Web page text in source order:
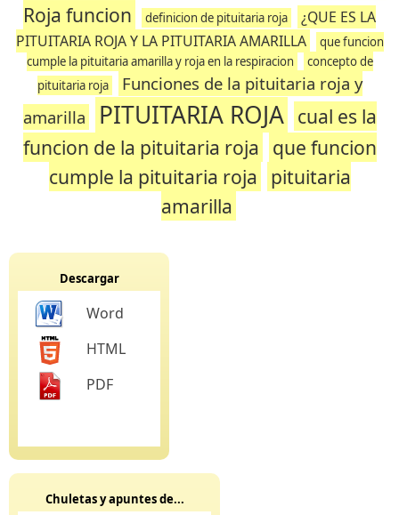
Roja funcion
definicion de pituitaria roja
¿QUE ES LA
PITUITARIA ROJA Y LA PITUITARIA AMARILLA
que funcion
cumple la pituitaria amarilla y roja en la respiracion
concepto de
pituitaria roja
Funciones de la pituitaria roja y
amarilla
PITUITARIA ROJA cual es la
funcion de la pituitaria roja que funcion
cumple la pituitaria roja pituitaria
amarilla
Descargar
Word
HTML
PDF
Chuletas y apuntes de...